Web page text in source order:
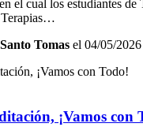
el cual los estudiantes de
Tomas el 04/05/2026
¡Vamos con